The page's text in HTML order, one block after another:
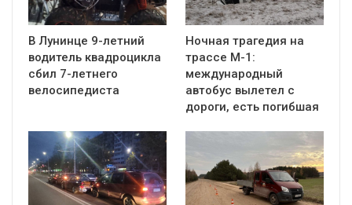
В Лунинце 9-летний
водитель квадроцикла
сбил 7-летнего
велосипедиста
Ночная трагедия на
трассе М-1:
международный
автобус вылетел с
дороги, есть погибшая